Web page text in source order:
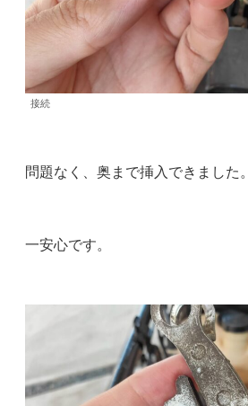
接続
問題なく、奥まで挿入できました。
一安心です。